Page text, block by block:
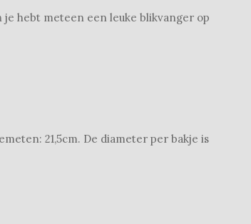
hebt meteen een leuke blikvanger op
21,5cm. De diameter per bakje is